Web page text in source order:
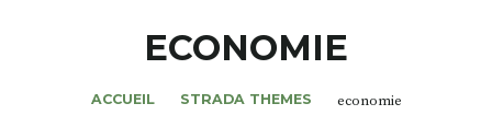
MAGAZINES
NOS THÈMES
ECONOMIE
ACCUEIL STRADA THEMES economie